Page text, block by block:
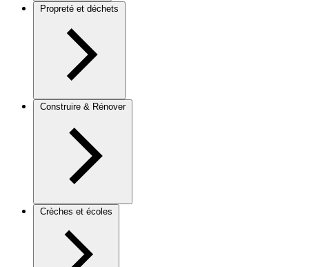
Propreté et déchets
Construire & Rénover
Crèches et écoles